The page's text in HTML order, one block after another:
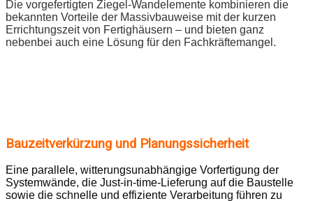
Die vorgefertigten Ziegel-Wandelemente kombinieren die
bekannten Vorteile der Massivbauweise mit der kurzen
Errichtungszeit von Fertighäusern – und bieten ganz
nebenbei auch eine Lösung für den Fachkräftemangel.
Bauzeitverkürzung und Planungssicherheit
Eine parallele, witterungsunabhängige Vorfertigung der
Systemwände, die Just-in-time-Lieferung auf die Baustelle
sowie die schnelle und effiziente Verarbeitung führen zu